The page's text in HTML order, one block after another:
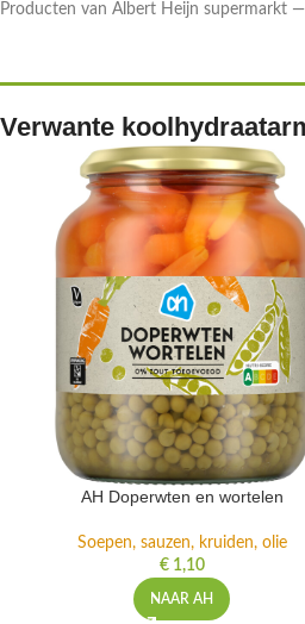
Producten van Albert Heijn supermarkt
Verwante
AH Doperwten en wortelen
Soepen, sauzen, kruiden, olie
€1,10
NAAR AH